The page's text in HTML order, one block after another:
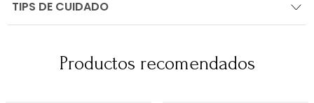
TIPS DE CUIDADO
Productos recomendados